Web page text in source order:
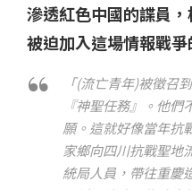
滲透紅色中國的諜員
被迫加入這場情報戰
「(流亡青年)被徵召
『神聖任務』。他
願。這就好像當年抗
家鄉向四川抗戰聖地
統局人員，帶往重慶